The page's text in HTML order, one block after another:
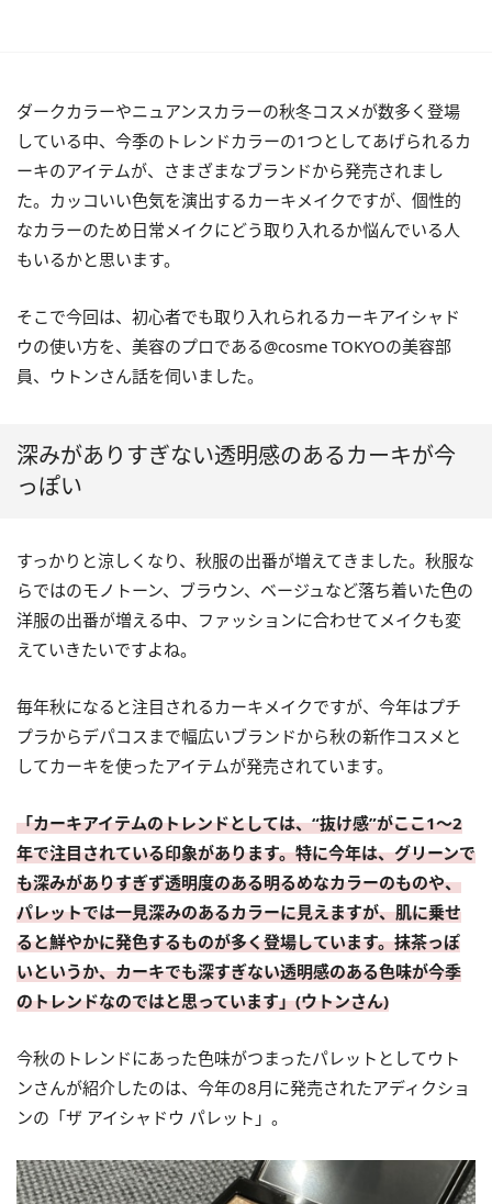
ダークカラーやニュアンスカラーの秋冬コスメが数多く登場
している中、今季のトレンドカラーの1つとしてあげられるカ
ーキのアイテムが、さまざまなブランドから発売されまし
た。カッコいい色気を演出するカーキメイクですが、個性的
なカラーのため日常メイクにどう取り入れるか悩んでいる人
もいるかと思います。
そこで今回は、初心者でも取り入れられるカーキアイシャド
ウの使い方を、美容のプロである@cosme TOKYOの美容部
員、ウトンさん話を伺いました。
深みがありすぎない透明感のあるカーキが今
っぽい
すっかりと涼しくなり、秋服の出番が増えてきました。秋服な
らではのモノトーン、ブラウン、ベージュなど落ち着いた色の
洋服の出番が増える中、ファッションに合わせてメイクも変
えていきたいですよね。
毎年秋になると注目されるカーキメイクですが、今年はプチ
プラからデパコスまで幅広いブランドから秋の新作コスメと
してカーキを使ったアイテムが発売されています。
「カーキアイテムのトレンドとしては、“抜け感”がここ1〜2
年で注目されている印象があります。特に今年は、グリーンで
も深みがありすぎず透明度のある明るめなカラーのものや、
パレットでは一見深みのあるカラーに見えますが、肌に乗せ
ると鮮やかに発色するものが多く登場しています。抹茶っぽ
いというか、カーキでも深すぎない透明感のある色味が今季
のトレンドなのではと思っています」(ウトンさん)
今秋のトレンドにあった色味がつまったパレットとしてウト
ンさんが紹介したのは、今年の8月に発売されたアディクショ
ンの「ザ アイシャドウ パレット」。